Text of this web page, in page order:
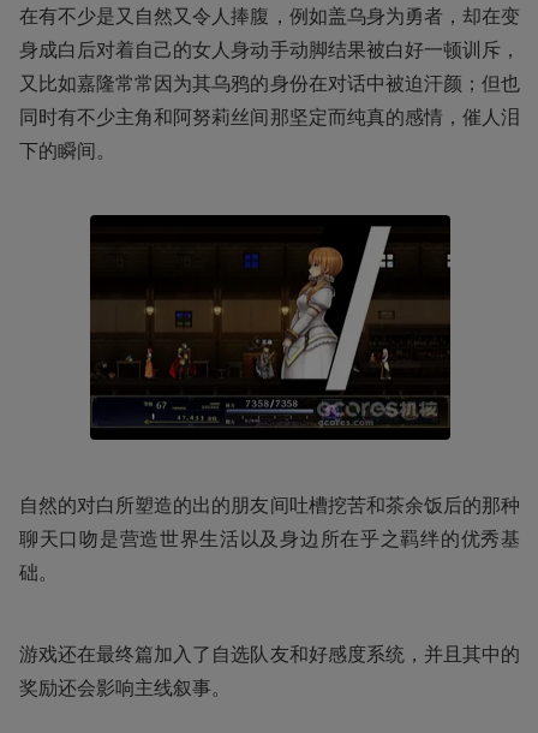
在有不少是又自然又令人捧腹，例如盖乌身为勇者，却在变
身成白后对着自己的女人身动手动脚结果被白好一顿训斥，
又比如嘉隆常常因为其乌鸦的身份在对话中被迫汗颜；但也
同时有不少主角和阿努莉丝间那坚定而纯真的感情，催人泪
下的瞬间。
自然的对白所塑造的出的朋友间吐槽挖苦和茶余饭后的那种
聊天口吻是营造世界生活以及身边所在乎之羁绊的优秀基
础。
游戏还在最终篇加入了自选队友和好感度系统，并且其中的
奖励还会影响主线叙事。